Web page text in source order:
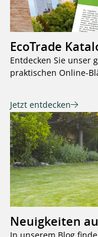
EcoTrade
Entdecken Sie unser
praktischen Online-
Jetzt entdecken
Neuigkeiten